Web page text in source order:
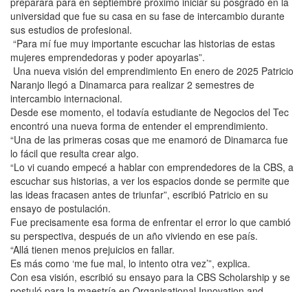
universidad que fue su casa en su fase de intercambio durante
sus estudios de profesional.
“Para mí fue muy importante escuchar las historias de estas
mujeres emprendedoras y poder apoyarlas”.
Una nueva visión del emprendimiento En enero de 2025 Patricio
Naranjo llegó a Dinamarca para realizar 2 semestres de
intercambio internacional.
Desde ese momento, el todavía estudiante de Negocios del Tec
encontró una nueva forma de entender el emprendimiento.
“Una de las primeras cosas que me enamoró de Dinamarca fue
lo fácil que resulta crear algo.
“Lo vi cuando empecé a hablar con emprendedores de la CBS, a
escuchar sus historias, a ver los espacios donde se permite que
las ideas fracasen antes de triunfar”, escribió Patricio en su
ensayo de postulación.
Fue precisamente esa forma de enfrentar el error lo que cambió
su perspectiva, después de un año viviendo en ese país.
“Allá tienen menos prejuicios en fallar.
Es más como ‘me fue mal, lo intento otra vez’”, explica.
Con esa visión, escribió su ensayo para la CBS Scholarship y se